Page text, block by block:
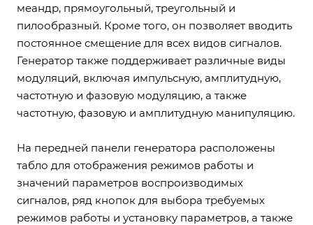
меандр, прямоугольный, треугольный и
пилообразный. Кроме того, он позволяет вводить
постоянное смещение для всех видов сигналов.
Генератор также поддерживает различные виды
модуляций, включая импульсную, амплитудную,
частотную и фазовую модуляцию, а также
частотную, фазовую и амплитудную манипуляцию.
На передней панели генератора расположены
табло для отображения режимов работы и
значений параметров воспроизводимых
сигналов, ряд кнопок для выбора требуемых
режимов работы и установку параметров, а также